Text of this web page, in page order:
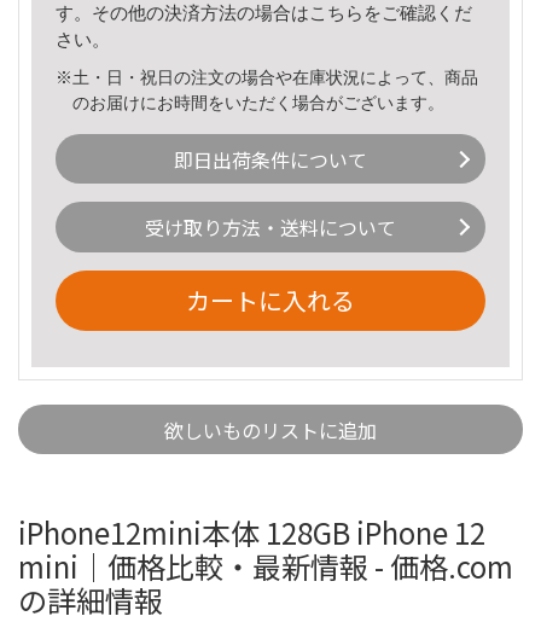
す。その他の決済方法の場合はこちら をご確認くだ
さい。
※土・日・祝日の注文の場合や在庫状況によって、商品
のお届けにお時間をいただく場合がございます。
即日出荷条件について
受け取り方法・送料について
カートに入れる
欲しいものリストに追加
iPhone12mini本体 128GB iPhone 12
mini｜価格比較・最新情報 - 価格.com
の詳細情報